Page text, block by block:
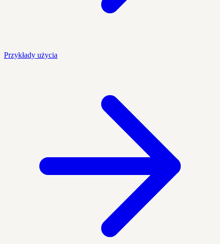
Przykłady użycia